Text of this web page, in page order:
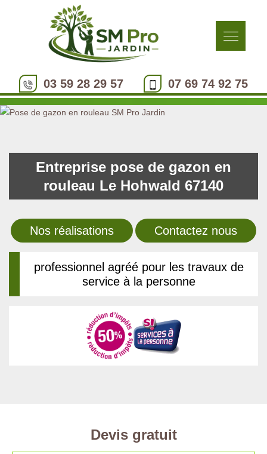
03 59 28 29 57 07 69 74 92 75
Entreprise pose de gazon en
rouleau Le Hohwald 67140
Nos réalisations Contactez nous
professionnel agréé pour les travaux de
service à la personne
Devis gratuit